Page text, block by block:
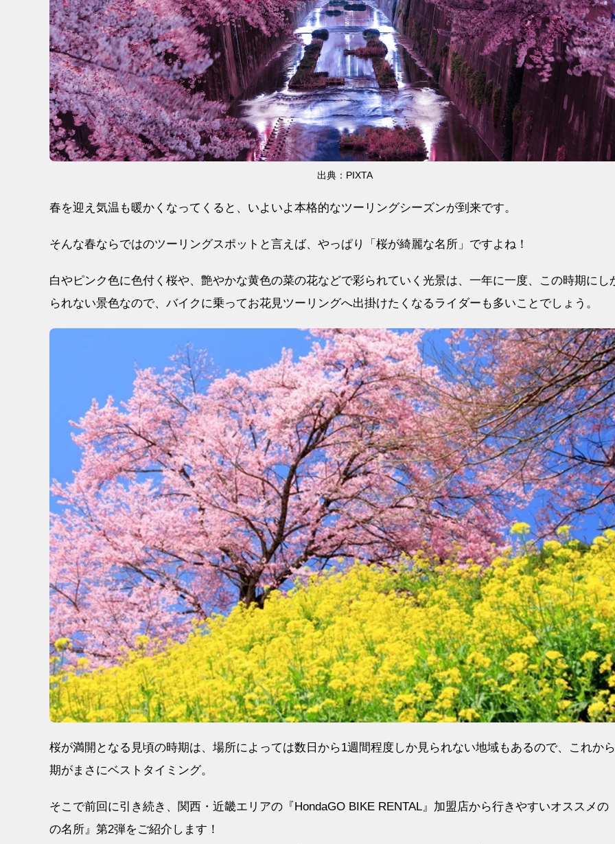
出典：PIXTA
春を迎え気温も暖かくなってくると、いよいよ本格的なツーリングシーズンが到来です。
そんな春ならではのツーリングスポットと言えば、やっぱり「桜が綺麗な名所」ですよね！
白やピンク色に色付く桜や、艶やかな黄色の菜の花などで彩られていく光景は、一年に一度、この時期にし
られない景色なので、バイクに乗ってお花見ツーリングへ出掛けたくなるライダーも多いことでしょう。
桜が満開となる見頃の時期は、場所によっては数日から1週間程度しか見られない地域もあるので、これか
期がまさにベストタイミング。
そこで前回に引き続き、関西・近畿エリアの『HondaGO BIKE RENTAL』加盟店から行きやすいオススメの
の名所』第2弾をご紹介します！